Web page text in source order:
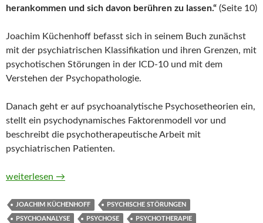
herankommen und sich davon berühren zu lassen.“ (Seite 10)
Joachim Küchenhoff befasst sich in seinem Buch zunächst
mit der psychiatrischen Klassifikation und ihren Grenzen, mit
psychotischen Störungen in der ICD-10 und mit dem
Verstehen der Psychopathologie.
Danach geht er auf psychoanalytische Psychosetheorien ein,
stellt ein psychodynamisches Faktorenmodell vor und
beschreibt die psychotherapeutische Arbeit mit
psychiatrischen Patienten.
Psychose von Joachim Küchenhoff
weiterlesen →
JOACHIM KÜCHENHOFF PSYCHISCHE STÖRUNGEN
PSYCHOANALYSE PSYCHOSE PSYCHOTHERAPIE